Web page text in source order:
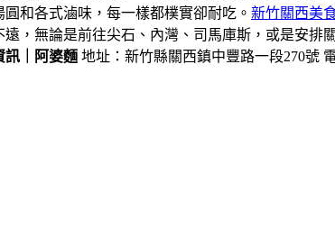
和各式滷味，每一樣都樸實卻耐吃。 新竹關西美
，無論是前往尖石、內灣、司馬庫斯，或是安排
訊｜阿婆麵 地址：新竹縣關西鎮中豐路一段270號